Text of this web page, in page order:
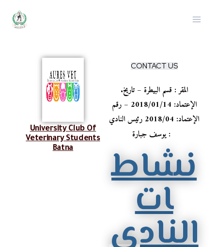
University Club Of
Veterinary Students
Batna
CONTACT US
.المقر : قسم البيطرة – تاريخ
الإعتماد: 2018/01/14 – رقم
الإعتماد: 2018/04 رئيس النادي
: يوسف جبارة
نشاط
ات
النادي